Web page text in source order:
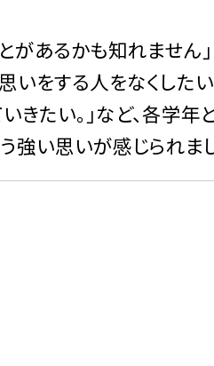
あるかも知れません」
いをする人をなくしたい
きたい。」など、各学年
強い思いが感じられま